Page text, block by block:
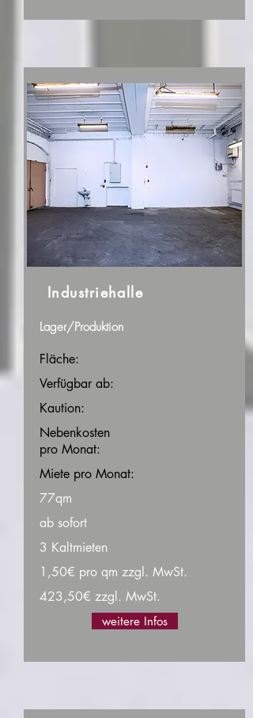
Industriehalle
Lager/Produktion
Fläche:
Verfügbar ab:
Kaution:
Nebenkosten
pro Monat:
Miete pro Monat:
77qm
ab sofort
3 Kaltmieten
1,50€ pro qm zzgl. MwSt.
423,50€ zzgl. MwSt.
weitere Infos